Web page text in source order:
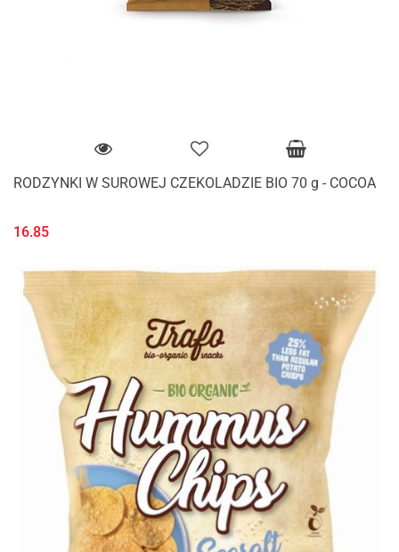
RODZYNKI W SUROWEJ CZEKOLADZIE BIO 70 g - COCOA
16.85